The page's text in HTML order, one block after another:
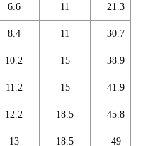
6.6 11 21.3
8.4 11 30.7
10.2 15 38.9
11.2 15 41.9
12.2 18.5 45.8
13 18.5 49